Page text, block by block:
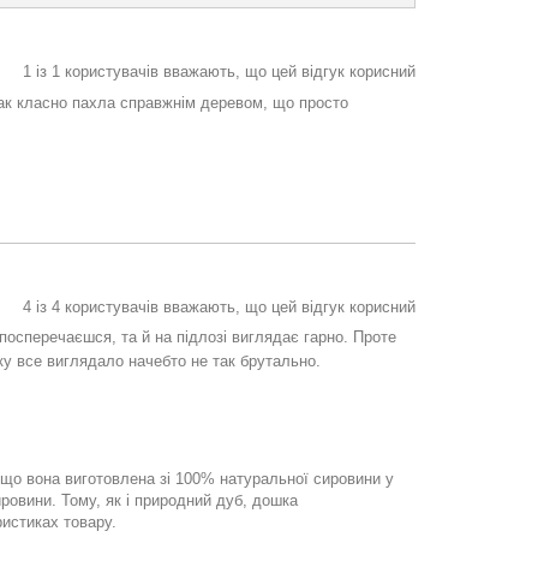
1 із 1 користувачів вважають, що цей відгук корисний
класно пахла справжнім деревом, що просто
4 із 4 користувачів вважають, що цей відгук корисний
та й на підлозі виглядає гарно. Проте
все виглядало начебто не так брутально.
вона виготовлена зі 100% натуральної сировини у
Тому, як і природний дуб, дошка
товару.